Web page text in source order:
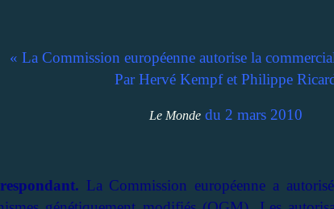
« La Commission européenne autorise la
Par Hervé Kempf et Philippe
Le Monde du 2 mars 2010
La Commission européenne a